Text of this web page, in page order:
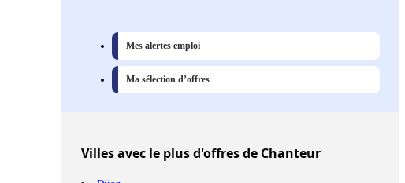
Mes alertes emploi
Ma sélection d’offres
Villesavec le plus d'offres de Chanteur